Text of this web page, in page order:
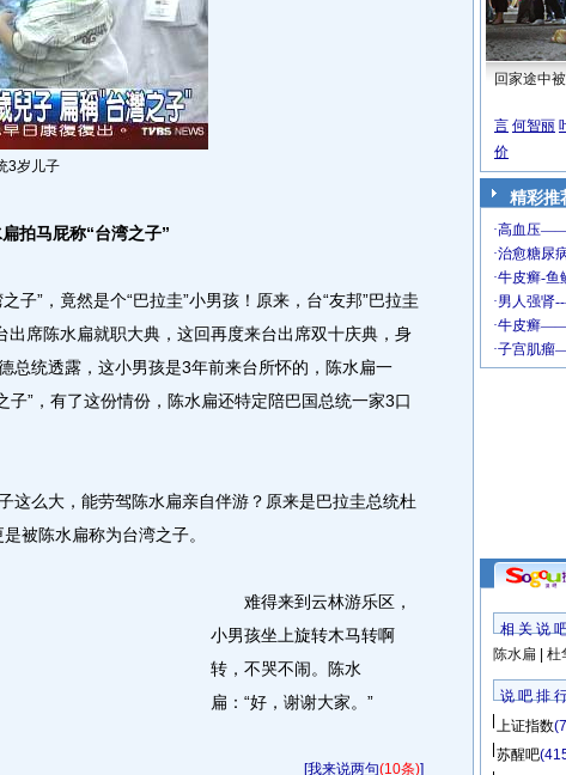
3岁儿子
拍马屁称“台湾之子”
”，竟然是个“巴拉圭”小男孩！原来，台“友邦”巴拉圭
出席陈水扁就职大典，这回再度来台出席双十庆典，身
总统透露，这小男孩是3年前来台所怀的，陈水扁一
子”，有了这份情份，陈水扁还特定陪巴国总统一家3口
么大，能劳驾陈水扁亲自伴游？原来是巴拉圭总统杜
被陈水扁称为台湾之子。
难得来到云林游乐区，
小男孩坐上旋转木马转啊
转，不哭不闹。陈水
扁：“好，谢谢大家。”
[我来说两句(10条)]
回家途中
言 何智丽
价
精彩推
相 关 说
陈水扁
杜
说 吧 排
上证指数
苏醒吧